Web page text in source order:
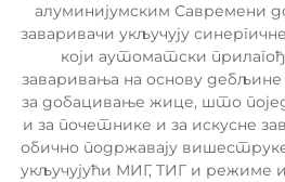
алуминијумским Савремени
заваривачи укључују
који аутоматски
заваривања на основу
за добацивање жице, што
и за почетнике и за искусне
обично подржавају
укључујући МИГ, ТИГ и режиме